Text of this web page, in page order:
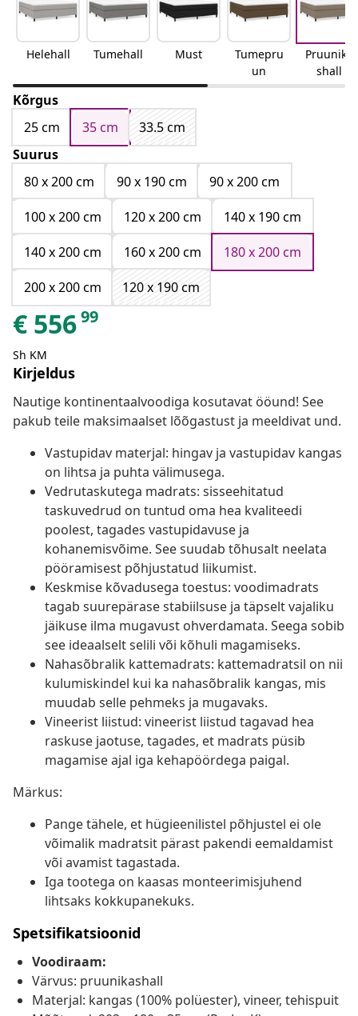
Helehall Tumehall Must
Tumepru
un
Pruunika
shall
Kõrgus
25 cm
35 cm
33.5 cm
Suurus
80 x 200 cm
90 x 190 cm
90 x 200 cm
100 x 200 cm
120 x 200 cm
140 x 190 cm
140 x 200 cm
160 x 200 cm
180 x 200 cm
200 x 200 cm
120 x 190 cm
€ 55699
Sh KM
Kirjeldus
Nautige kontinentaalvoodiga kosutavat ööund! See
pakub teile maksimaalset lõõgastust ja meeldivat und.
Vastupidav materjal: hingav ja vastupidav kangas
on lihtsa ja puhta välimusega.
Vedrutaskutega madrats: sisseehitatud
taskuvedrud on tuntud oma hea kvaliteedi
poolest, tagades vastupidavuse ja
kohanemisvõime. See suudab tõhusalt neelata
pööramisest põhjustatud liikumist.
Keskmise kõvadusega toestus: voodimadrats
tagab suurepärase stabiilsuse ja täpselt vajaliku
jäikuse ilma mugavust ohverdamata. Seega sobib
see ideaalselt selili või kõhuli magamiseks.
Nahasõbralik kattemadrats: kattemadratsil on nii
kulumiskindel kui ka nahasõbralik kangas, mis
muudab selle pehmeks ja mugavaks.
Vineerist liistud: vineerist liistud tagavad hea
raskuse jaotuse, tagades, et madrats püsib
magamise ajal iga kehapöördega paigal.
Märkus:
Pange tähele, et hügieenilistel põhjustel ei ole
võimalik madratsit pärast pakendi eemaldamist
või avamist tagastada.
Iga tootega on kaasas monteerimisjuhend
lihtsaks kokkupanekuks.
Spetsifikatsioonid
Voodiraam:
Värvus: pruunikashall
Materjal: kangas (100% polüester), vineer, tehispuit